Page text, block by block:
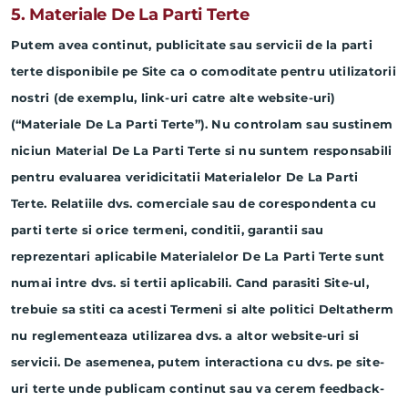
5. Materiale De La Parti Terte
Putem avea continut, publicitate sau servicii de la parti
terte disponibile pe Site ca o comoditate pentru utilizatorii
nostri (de exemplu, link-uri catre alte website-uri)
(“Materiale De La Parti Terte”). Nu controlam sau sustinem
niciun Material De La Parti Terte si nu suntem responsabili
pentru evaluarea veridicitatii Materialelor De La Parti
Terte. Relatiile dvs. comerciale sau de corespondenta cu
parti terte si orice termeni, conditii, garantii sau
reprezentari aplicabile Materialelor De La Parti Terte sunt
numai intre dvs. si tertii aplicabili. Cand parasiti Site-ul,
trebuie sa stiti ca acesti Termeni si alte politici Deltatherm
nu reglementeaza utilizarea dvs. a altor website-uri si
servicii. De asemenea, putem interactiona cu dvs. pe site-
uri terte unde publicam continut sau va cerem feedback-